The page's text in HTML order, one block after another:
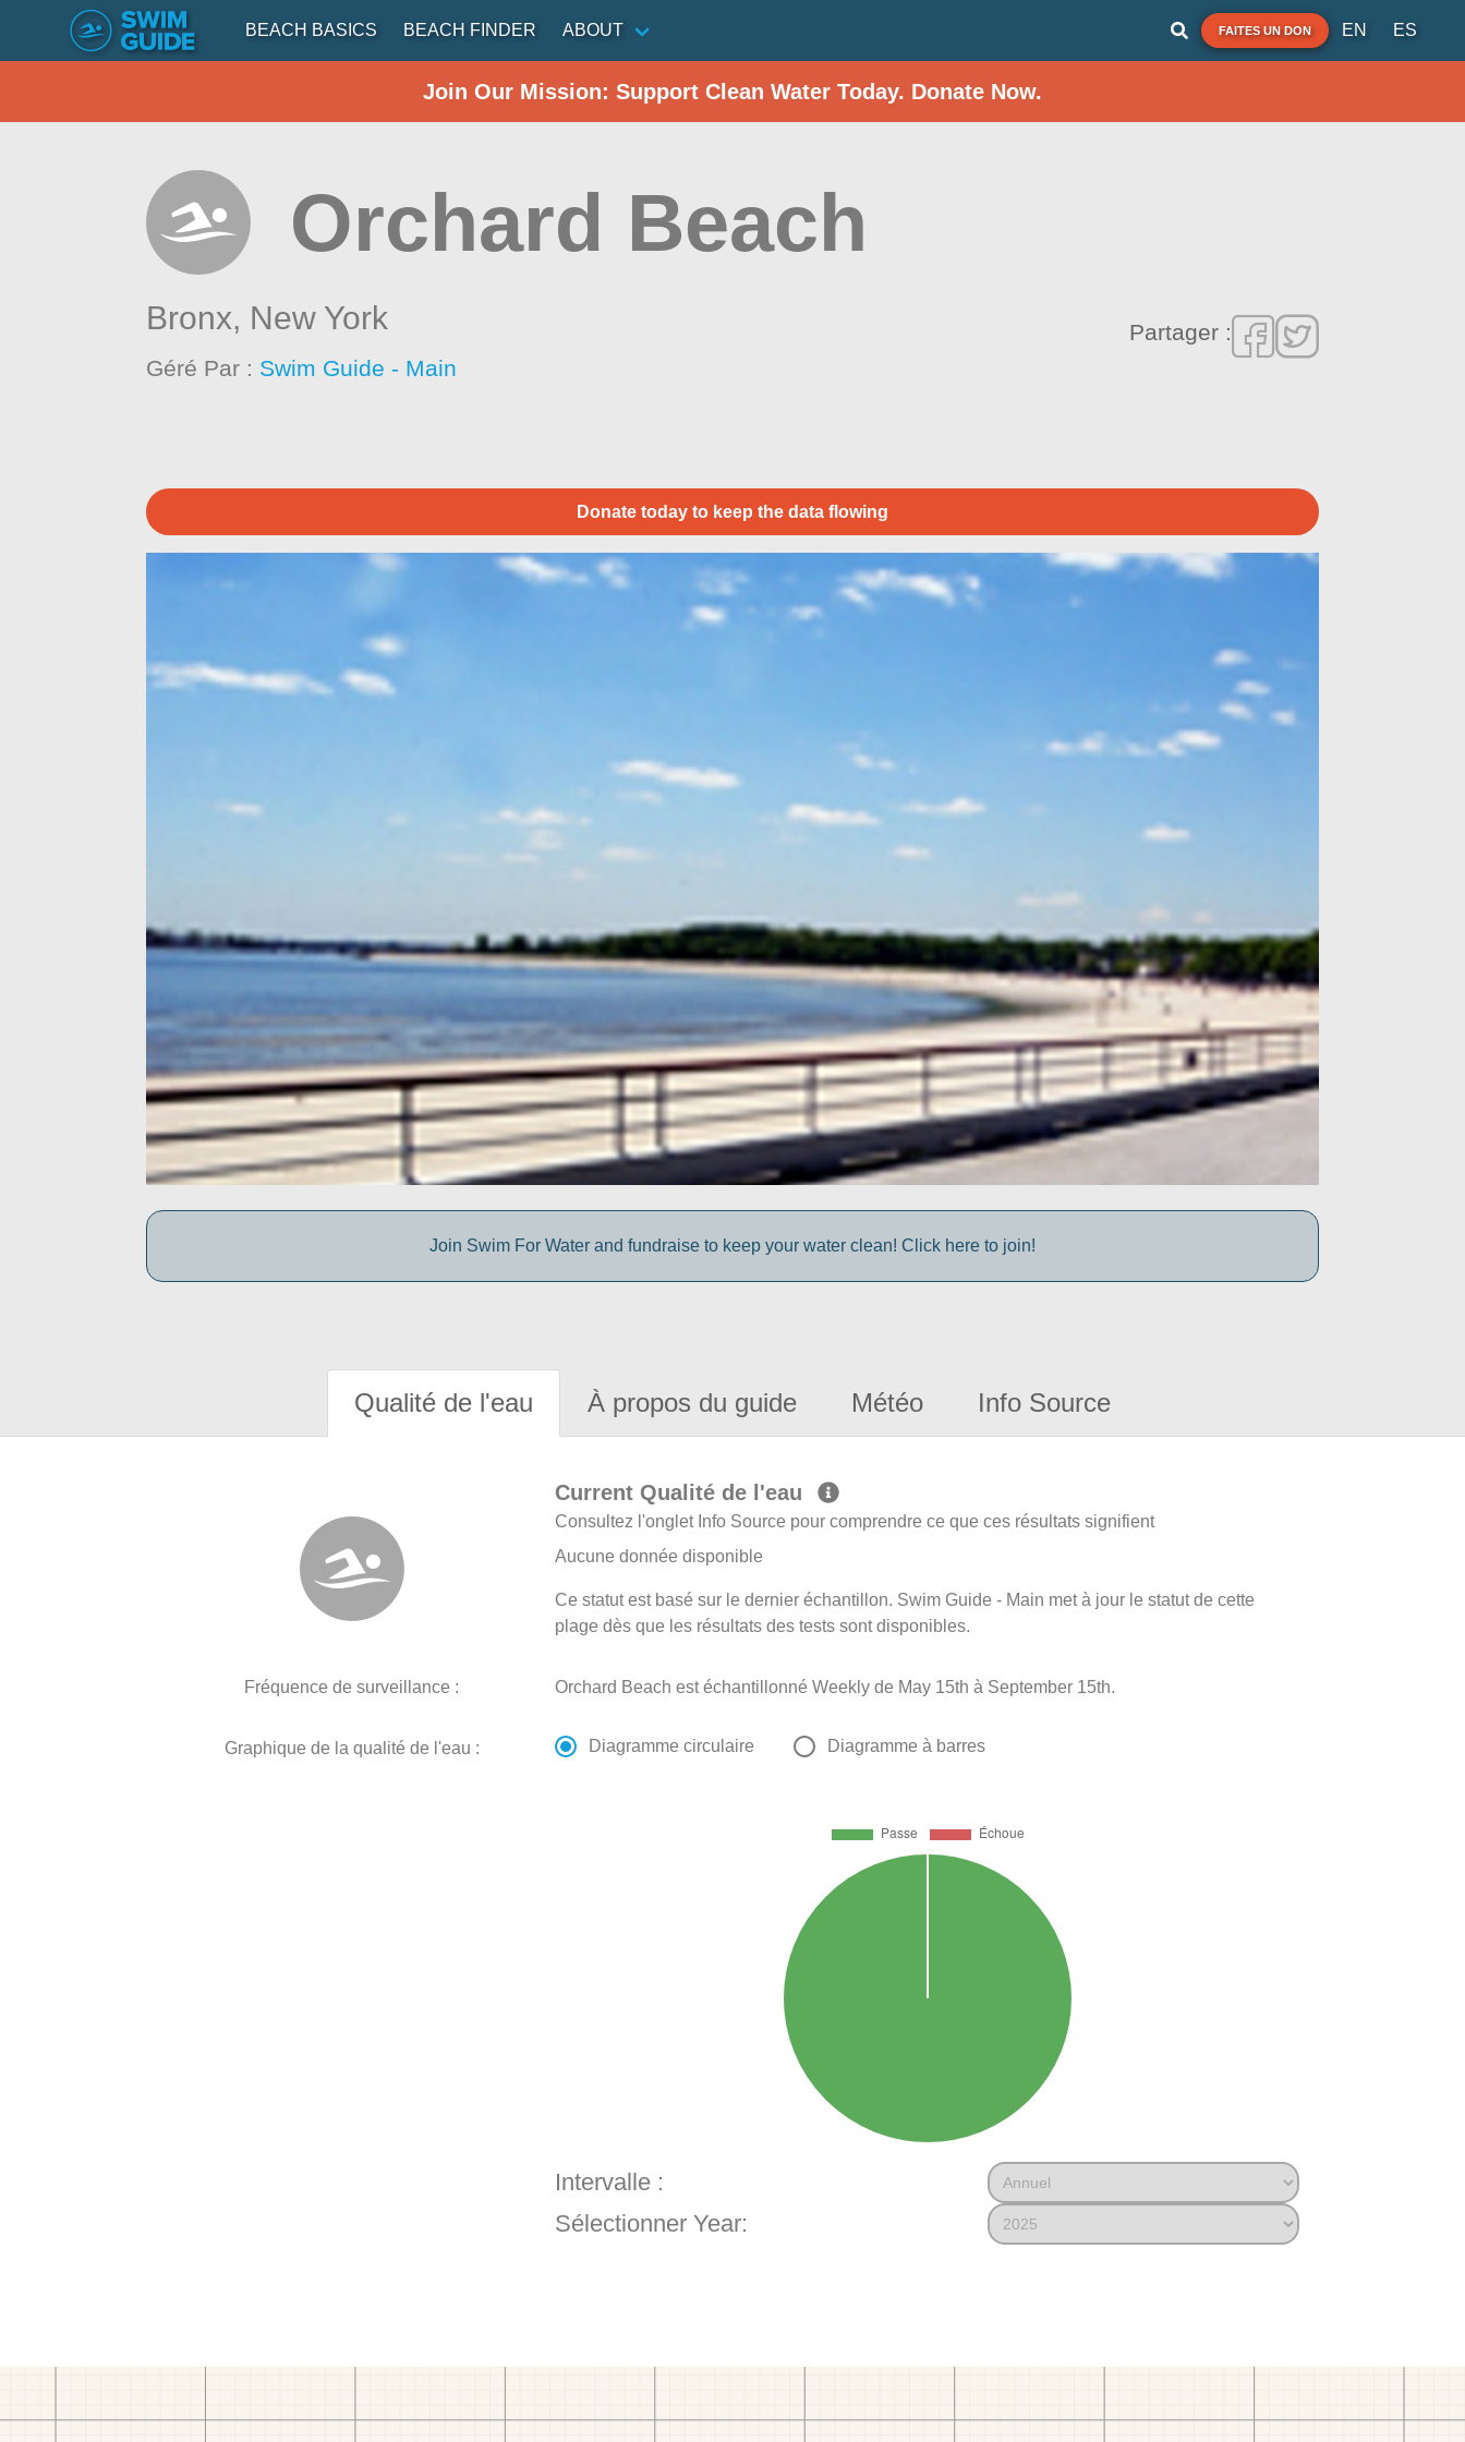
BEACH BASICS BEACH FINDER ABOUT FAITES UN DON EN ES
Join Our Mission: Support Clean Water Today. Donate Now.
Orchard Beach
Bronx, New York
Géré Par : Swim Guide - Main
Partager :
Donate today to keep the data flowing
Join Swim For Water and fundraise to keep your water clean! Click here to join!
Qualité de l'eau À propos du guide Météo Info Source
Current Qualité de l'eau
Consultez l'onglet Info Source pour comprendre ce que ces résultats signifient
Aucune donnée disponible
Ce statut est basé sur le dernier échantillon. Swim Guide - Main met à jour le statut de cette
plage dès que les résultats des tests sont disponibles.
Fréquence de surveillance : Orchard Beach est échantillonné Weekly de May 15th à September 15th.
Graphique de la qualité de l'eau : Diagramme circulaire Diagramme à barres
Intervalle :
Sélectionner Year: